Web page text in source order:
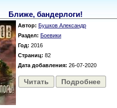
Ближе, бандерлоги!
Автор: Бушков Александр
Раздел: Боевики
Год: 2016
Страниц: 82
Дата добавления: 26-07-2020
Читать Подробнее